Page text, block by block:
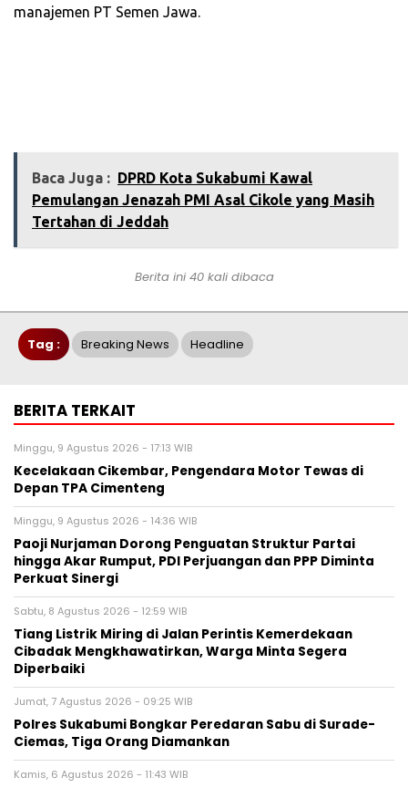
manajemen PT Semen Jawa.
Baca Juga : DPRD Kota Sukabumi Kawal
Pemulangan Jenazah PMI Asal Cikole yang Masih
Tertahan di Jeddah
Berita ini 40 kali dibaca
Tag : Breaking News Headline
BERITA TERKAIT
Minggu, 9 Agustus 2026 - 17:13 WIB
Kecelakaan Cikembar, Pengendara Motor Tewas di
Depan TPA Cimenteng
Minggu, 9 Agustus 2026 - 14:36 WIB
Paoji Nurjaman Dorong Penguatan Struktur Partai
hingga Akar Rumput, PDI Perjuangan dan PPP Diminta
Perkuat Sinergi
Sabtu, 8 Agustus 2026 - 12:59 WIB
Tiang Listrik Miring di Jalan Perintis Kemerdekaan
Cibadak Mengkhawatirkan, Warga Minta Segera
Diperbaiki
Jumat, 7 Agustus 2026 - 09:25 WIB
Polres Sukabumi Bongkar Peredaran Sabu di Surade-
Ciemas, Tiga Orang Diamankan
Kamis, 6 Agustus 2026 - 11:43 WIB